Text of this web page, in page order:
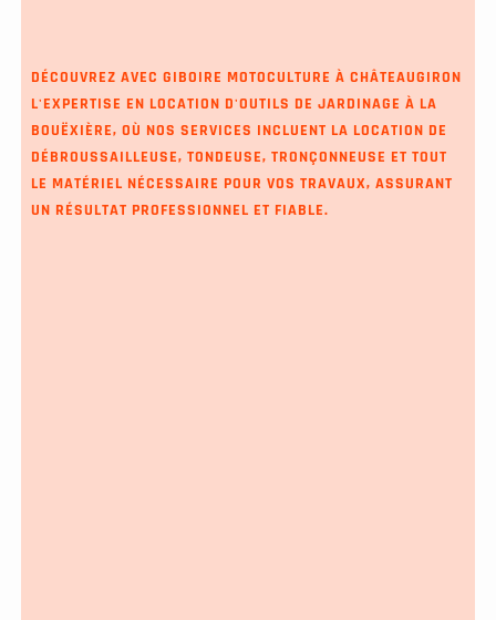
DÉCOUVREZ AVEC GIBOIRE MOTOCULTURE À CHÂTEAUGIRON
L'EXPERTISE EN LOCATION D'OUTILS DE JARDINAGE À LA
BOUËXIÈRE, OÙ NOS SERVICES INCLUENT LA LOCATION DE
DÉBROUSSAILLEUSE, TONDEUSE, TRONÇONNEUSE ET TOUT
LE MATÉRIEL NÉCESSAIRE POUR VOS TRAVAUX, ASSURANT
UN RÉSULTAT PROFESSIONNEL ET FIABLE.